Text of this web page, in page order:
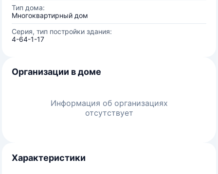
Тип дома:
Многоквартирный дом
Серия, тип постройки здания:
4-64-1-17
Организации в доме
Информация об организациях
отсутствует
Характеристики